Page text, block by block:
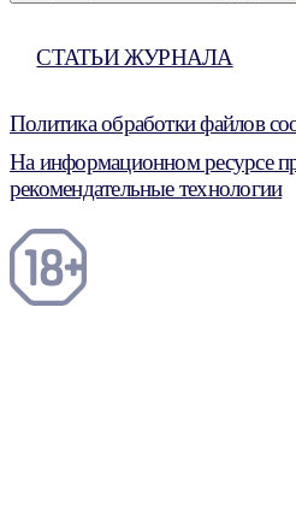
СТАТЬИ ЖУРНАЛА
Политика обработки файлов
На информационном ресурсе
рекомендательные технологии